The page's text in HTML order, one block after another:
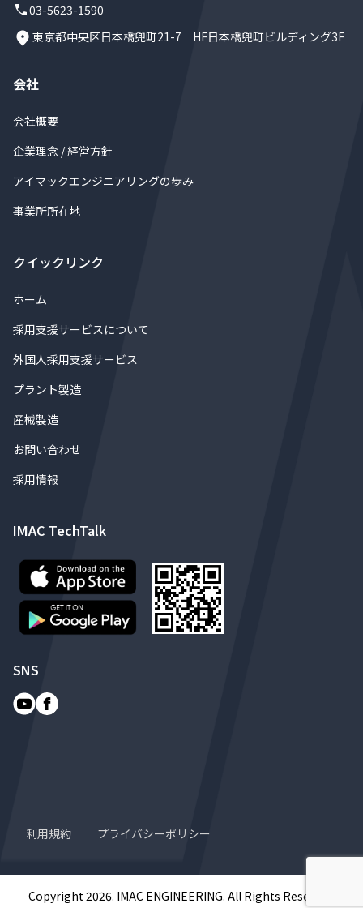
03-5623-1590
東京都中央区日本橋兜町21-7 HF日本橋兜町ビルディング3F
会社
会社概要
企業理念 / 経営方針
アイマックエンジニアリングの歩み
事業所所在地
クイックリンク
ホーム
採用支援サービスについて
外国人採用支援サービス
プラント製造
産械製造
お問い合わせ
採用情報
IMAC TechTalk
SNS
利用規約 プライバシーポリシー
Copyright 2026. IMAC ENGINEERING. All Rights Reserved.